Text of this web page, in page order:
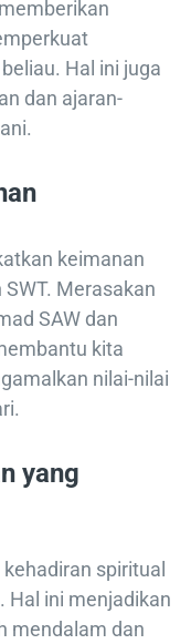
Hal ini juga
dan ajaran-
keimanan
Merasakan
SAW dan
kita
nilai-nilai
yang
spiritual
Hal ini menjadikan
mendalam dan